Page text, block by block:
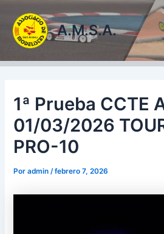
contenido
A.M.S.A.
1ª Prueba CCTE
01/03/2026
PRO-10
Poradmin /febrero 7, 2026